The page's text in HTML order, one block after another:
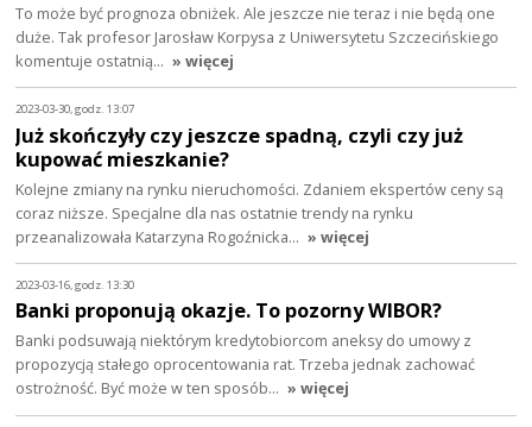
To może być prognoza obniżek. Ale jeszcze nie teraz i nie będą one
duże. Tak profesor Jarosław Korpysa z Uniwersytetu Szczecińskiego
komentuje ostatnią… » więcej
2023-03-30, godz. 13:07
Już skończyły czy jeszcze spadną, czyli czy już
kupować mieszkanie?
Kolejne zmiany na rynku nieruchomości. Zdaniem ekspertów ceny są
coraz niższe. Specjalne dla nas ostatnie trendy na rynku
przeanalizowała Katarzyna Rogoźnicka… » więcej
2023-03-16, godz. 13:30
Banki proponują okazje. To pozorny WIBOR?
Banki podsuwają niektórym kredytobiorcom aneksy do umowy z
propozycją stałego oprocentowania rat. Trzeba jednak zachować
ostrożność. Być może w ten sposób… » więcej